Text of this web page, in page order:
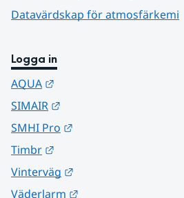
Datavärdskap för atmosfärkemi
Logga in
AQUA
SIMAIR
SMHI Pro
Timbr
Vinterväg
Väderlarm